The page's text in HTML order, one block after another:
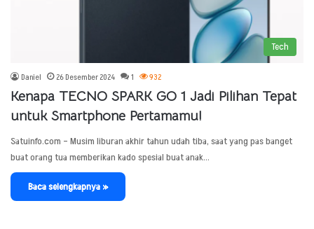
Tech
Daniel 26 Desember 2024 1 932
Kenapa TECNO SPARK GO 1 Jadi Pilihan Tepat
untuk Smartphone Pertamamu!
Satuinfo.com – Musim liburan akhir tahun udah tiba, saat yang pas banget
buat orang tua memberikan kado spesial buat anak…
Baca selengkapnya »